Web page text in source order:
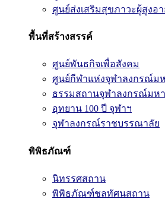
ศูนย์ส่งเสริมสุขภาวะผู้สูงอา
พื้นที่สร้างสรรค์
ศูนย์พันธกิจเพื่อสังคม
ศูนย์กีฬาแห่งจุฬาลงกรณ์ม
ธรรมสถานจุฬาลงกรณ์มห
อุทยาน 100 ปี จุฬาฯ
จุฬาลงกรณ์ราชบรรณาลัย
พิพิธภัณฑ์
นิทรรศสถาน
พิพิธภัณฑ์ชลทัศนสถาน